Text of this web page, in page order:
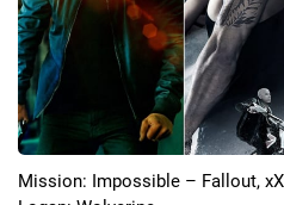
Hry
Cool Esport
Pořady
Mission: Impossible – Fallout,